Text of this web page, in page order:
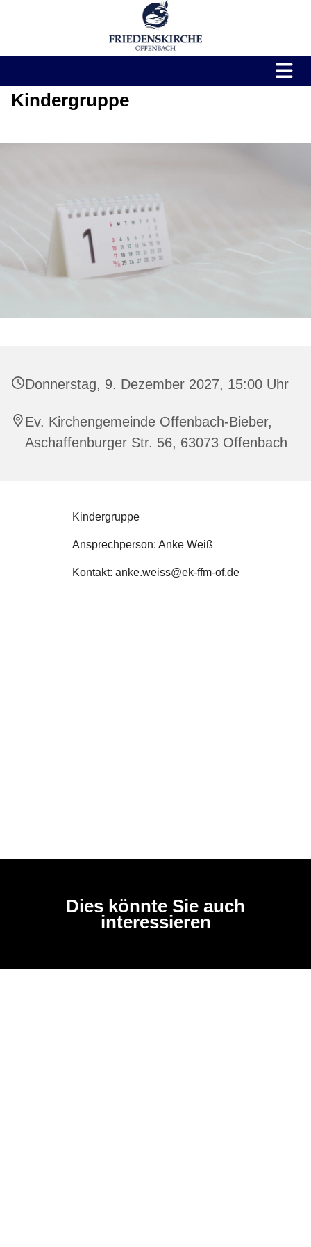
Kindergruppe
Donnerstag, 9. Dezember 2027, 15:00 Uhr
Ev. Kirchengemeinde Offenbach-Bieber,
Aschaffenburger Str. 56, 63073 Offenbach
Kindergruppe
Ansprechperson: Anke Weiß
Kontakt: anke.weiss@ek-ffm-of.de
Dies könnte Sie auch
interessieren